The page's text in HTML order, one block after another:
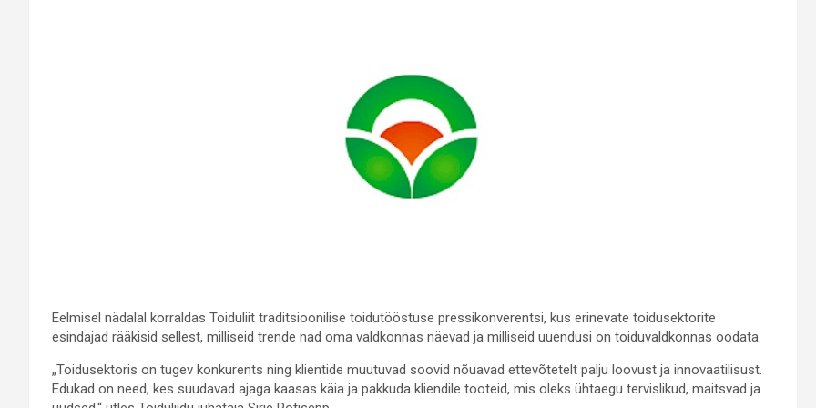
Eelmisel nädalal korraldas Toiduliit traditsioonilise toidutööstuse pressikonverentsi, kus erinevate toidusektorite
esindajad rääkisid sellest, milliseid trende nad oma valdkonnas näevad ja milliseid uuendusi on toiduvaldkonnas oodata.
„Toidusektoris on tugev konkurents ning klientide muutuvad soovid nõuavad ettevõtetelt palju loovust ja innovaatilisust.
Edukad on need, kes suudavad ajaga kaasas käia ja pakkuda kliendile tooteid, mis oleks ühtaegu tervislikud, maitsvad ja